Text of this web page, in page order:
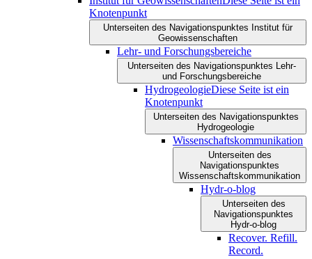
Knotenpunkt
Unterseiten des Navigationspunktes Institut für
Geowissenschaften
Lehr- und Forschungsbereiche
Unterseiten des Navigationspunktes Lehr-
und Forschungsbereiche
HydrogeologieDiese Seite ist ein
Knotenpunkt
Unterseiten des Navigationspunktes
Hydrogeologie
Wissenschaftskommunikation
Unterseiten des
Navigationspunktes
Wissenschaftskommunikation
Hydr-o-blog
Unterseiten des
Navigationspunktes
Hydr-o-blog
Recover. Refill.
Record.